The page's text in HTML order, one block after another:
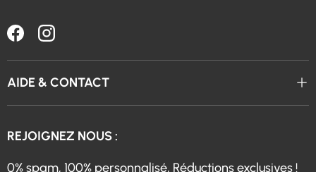
FacebookInstagram
AIDE & CONTACT
REJOIGNEZ NOUS :
0% spam, 100% personnalisé, Réductions exclusives !